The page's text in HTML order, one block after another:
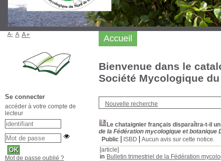
Bienvenue dans le
Société Mycologique
Nouvelle recherche
Le chataignier français disparaîtra-t-il
de la Fédération mycologique et botanique
Public
ISBD
Aucun avis sur cette notice.
[article]
in Bulletin trimestriel de la Fédération
Accueil
A- A A+
Se connecter
accéder à votre compte de
lecteur
Mot de passe oublié ?